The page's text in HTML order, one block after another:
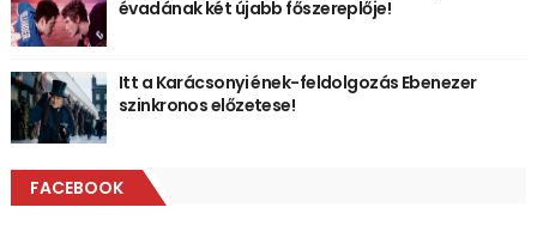
évadának két újabb főszereplője!
Itt a Karácsonyi ének-feldolgozás Ebenezer
szinkronos előzetese!
FACEBOOK